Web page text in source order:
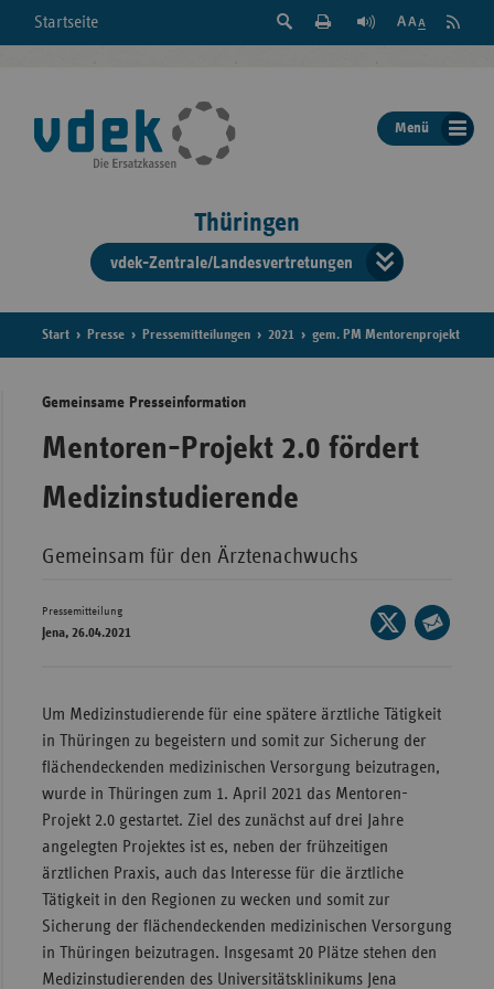
Startseite
Suche
der
Seite
Feed
Menü
Thüringen
vdek-Zentrale/Landesvertretungen
der
Start Presse Pressemitteilungen 2021 gem. PM Mentorenprojekt
Gemeinsame Presseinformation
Mentoren-Projekt 2.0 fördert
Medizinstudierende
Gemeinsam für den Ärztenachwuchs
Pressemitteilung
Jena, 26.04.2021
Seite
auf
E-
Um Medizinstudierende für eine spätere ärztliche Tätigkeit
in Thüringen zu begeistern und somit zur Sicherung der
flächendeckenden medizinischen Versorgung beizutragen,
wurde in Thüringen zum 1. April 2021 das Mentoren-
Projekt 2.0 gestartet. Ziel des zunächst auf drei Jahre
angelegten Projektes ist es, neben der frühzeitigen
ärztlichen Praxis, auch das Interesse für die ärztliche
Tätigkeit in den Regionen zu wecken und somit zur
Sicherung der flächendeckenden medizinischen Versorgung
in Thüringen beizutragen. Insgesamt 20 Plätze stehen den
Medizinstudierenden des Universitätsklinikums Jena